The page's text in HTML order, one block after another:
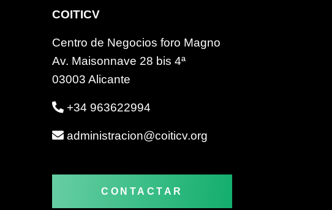
COITICV
Centro de Negocios foro Magno
Av. Maisonnave 28 bis 4ª
03003 Alicante
+34 963622994
administracion@coiticv.org
CONTACTAR